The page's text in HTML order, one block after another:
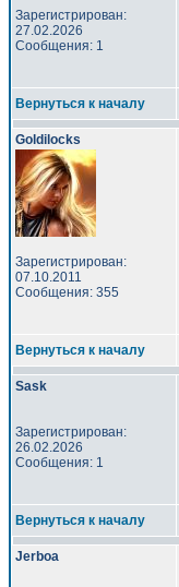
Зарегистрирован:
27.02.2026
Сообщения: 1
Вернуться к началу
Goldilocks
Зарегистрирован:
07.10.2011
Сообщения: 355
Вернуться к началу
Sask
Зарегистрирован:
26.02.2026
Сообщения: 1
Вернуться к началу
Jerboa